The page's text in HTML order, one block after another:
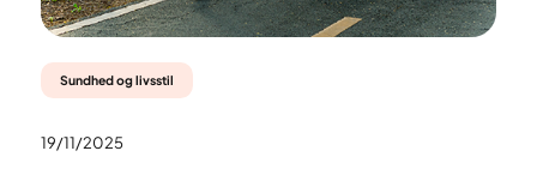
Sundhed og livsstil
19/11/2025